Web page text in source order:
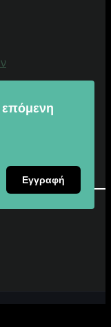
επόμενη
Εγγραφή